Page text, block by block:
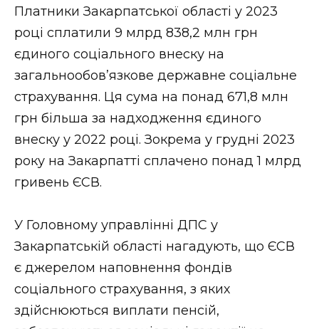
Соціум
Спорт
Стиль життя
Втрачений Ужгород
Втрачений Ужгород (відеоверсія)
ЗАКАРПАТСЬКІ НОВИНИ
НОВИНИ ЗАХІДНОЇ УКРАЇНИ
Платники Закарпатської області у 2023
році сплатили 9 млрд 838,2 млн грн
єдиного соціального внеску на
загальнообов’язкове державне соціальне
страхування. Ця сума на понад 671,8 млн
грн більша за надходження єдиного
внеску у 2022 році. Зокрема у грудні 2023
року на Закарпатті сплачено понад 1 млрд
гривень ЄСВ.
У Головному управлінні ДПС у
Закарпатській області нагадують, що ЄСВ
є джерелом наповнення фондів
соціального страхування, з яких
здійснюються виплати пенсій,